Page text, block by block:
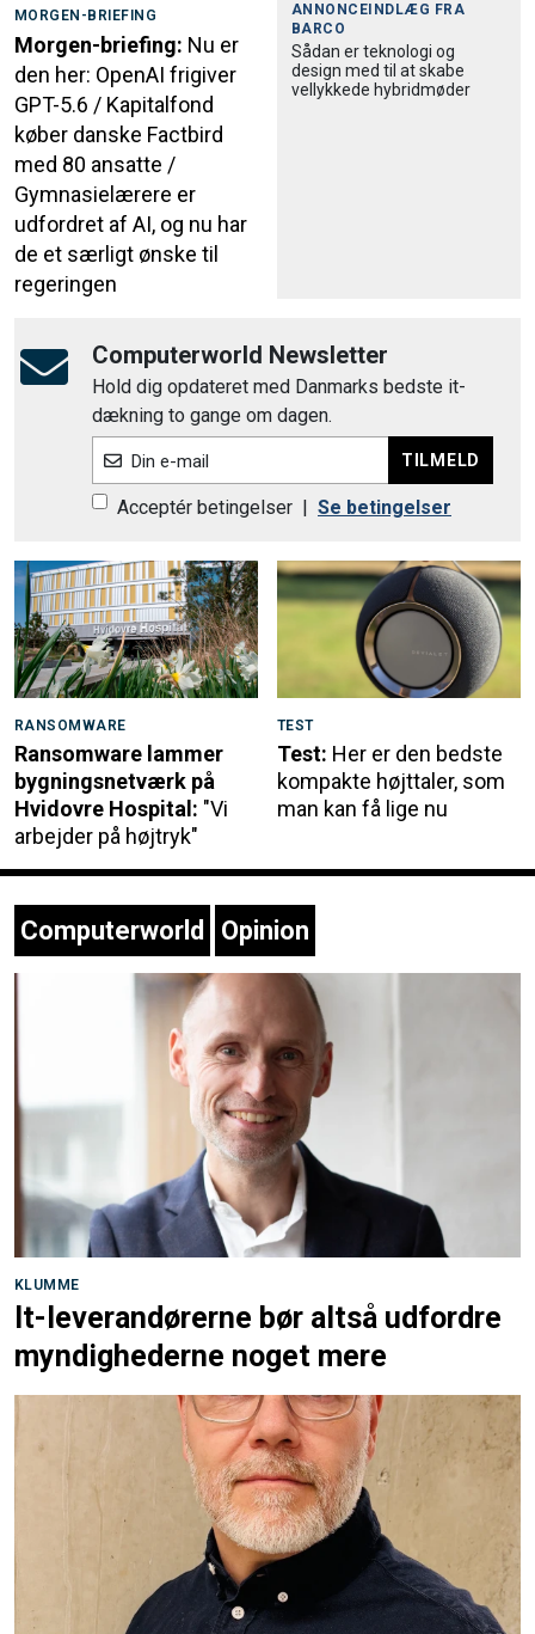
MORGEN-BRIEFING
Morgen-briefing: Nu er
den her: OpenAI frigiver
GPT-5.6 / Kapitalfond
køber danske Factbird
med 80 ansatte /
Gymnasielærere er
udfordret af AI, og nu har
de et særligt ønske til
regeringen
ANNONCEINDLÆG FRA
BARCO
Sådan er teknologi og
design med til at skabe
vellykkede hybridmøder
Computerworld Newsletter
Hold dig opdateret med Danmarks bedste it-
dækning to gange om dagen.
Din e-mail TILMELD
Acceptér betingelser | Se betingelser
RANSOMWARE
Ransomware lammer
bygningsnetværk på
Hvidovre Hospital: "Vi
arbejder på højtryk"
TEST
Test: Her er den bedste
kompakte højttaler, som
man kan få lige nu
Computerworld Opinion
KLUMME
It-leverandørerne bør altså udfordre
myndighederne noget mere